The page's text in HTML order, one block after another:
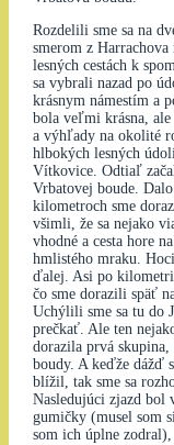
Rozdelili sme sa na
smerom z
lesných cestách k
sa vybrali nazad po
krásnym námestím a
bola veľmi krásna, ale
a výhľady na okolité
hlbokých lesných
Vítkovice. Odtiaľ
Vrbatovej boude.
kilometroch sme
všimli, že sa nejako
vhodné a cesta hore
hmlistého mraku.
ďalej. Asi po
čo sme dorazili späť
Uchýlili sme sa tu do
prečkať. Ale ten
dorazila prvá
boudy. A keďže dážď
blížil, tak sme sa
Nasledujúci zjazd bol
gumičky (musel som
som ich úplne